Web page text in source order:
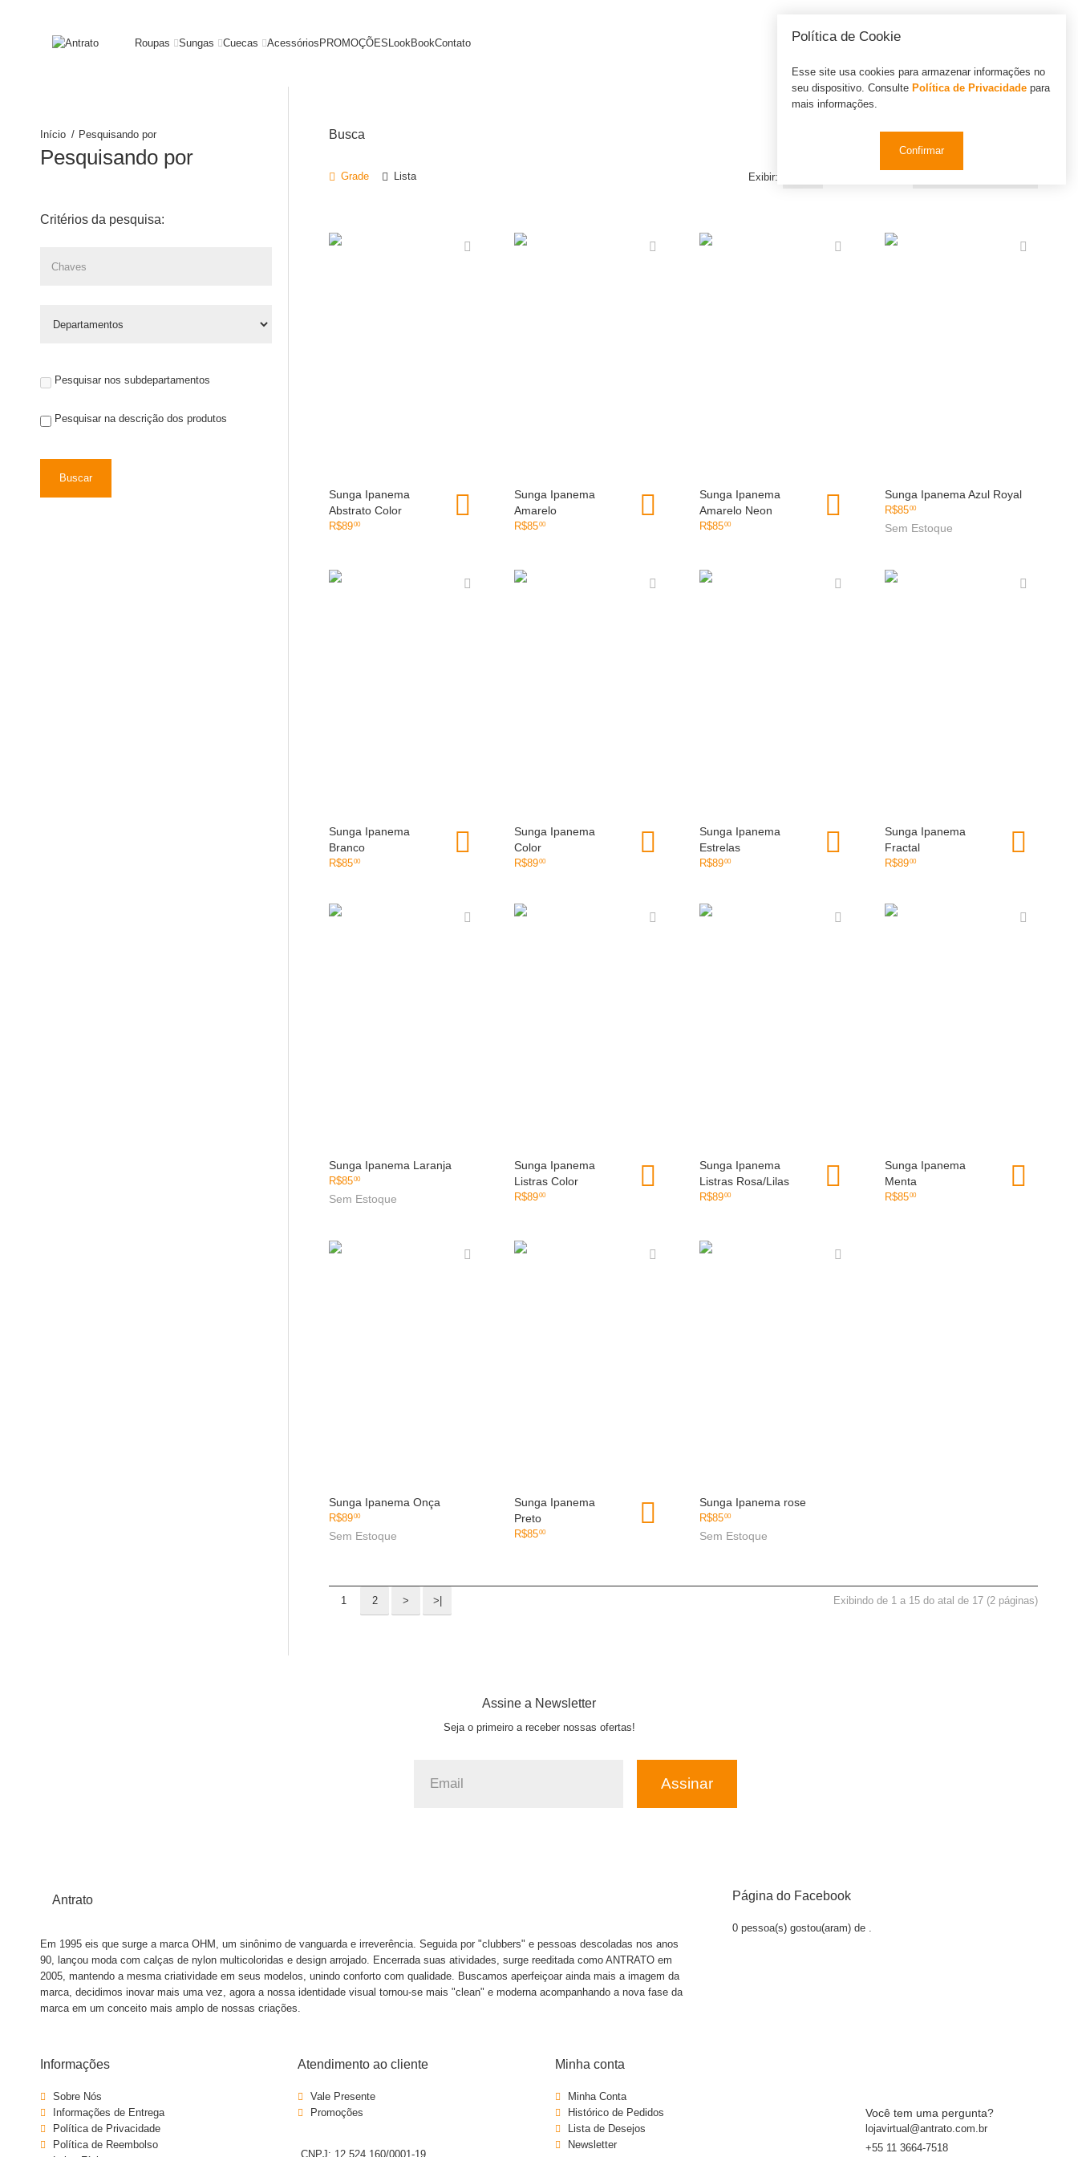
Política de Cookie
Esse site usa cookies para armazenar informações no
seu dispositivo. Consulte Política de Privacidade para
mais informações.
Confirmar
Roupas Sungas Cuecas Acessórios PROMOÇÕES LookBookContato
Busca
Grade Lista Exibir:
OLHADA RÁPIDA
Sunga Ipanema
Abstrato Color
R$8900
OLHADA RÁPIDA
Sunga Ipanema
Amarelo
R$8500
OLHADA RÁPIDA
Sunga Ipanema
Amarelo Neon
R$8500
OLHADA RÁPIDA
Sunga Ipanema Azul Royal
R$8500
Sem Estoque
OLHADA RÁPIDA
Sunga Ipanema
Branco
R$8500
OLHADA RÁPIDA
Sunga Ipanema
Color
R$8900
OLHADA RÁPIDA
Sunga Ipanema
Estrelas
R$8900
OLHADA RÁPIDA
Sunga Ipanema
Fractal
R$8900
OLHADA RÁPIDA
Sunga Ipanema Laranja
R$8500
Sem Estoque
OLHADA RÁPIDA
Sunga Ipanema
Listras Color
R$8900
OLHADA RÁPIDA
Sunga Ipanema
Listras Rosa/Lilas
R$8900
OLHADA RÁPIDA
Sunga Ipanema
Menta
R$8500
OLHADA RÁPIDA
Sunga Ipanema Onça
R$8900
Sem Estoque
OLHADA RÁPIDA
Sunga Ipanema
Preto
R$8500
OLHADA RÁPIDA
Sunga Ipanema rose
R$8500
Sem Estoque
1 2 > >| Exibindo de 1 a 15 do atal de 17 (2 páginas)
Pesquisando por
Pesquisando por
Critérios da pesquisa:
Pesquisar nos subdepartamentos
Pesquisar na descrição dos produtos
Assine a Newsletter
Seja o primeiro a receber nossas ofertas!
Assinar
Antrato
Em 1995 eis que surge a marca OHM, um sinônimo de vanguarda e irreverência. Seguida por "clubbers" e pessoas descoladas nos anos
90, lançou moda com calças de nylon multicoloridas e design arrojado. Encerrada suas atividades, surge reeditada como ANTRATO em
2005, mantendo a mesma criatividade em seus modelos, unindo conforto com qualidade. Buscamos aperfeiçoar ainda mais a imagem da
marca, decidimos inovar mais uma vez, agora a nossa identidade visual tornou-se mais "clean" e moderna acompanhando a nova fase da
marca em um conceito mais amplo de nossas criações.
Página do Facebook
0 pessoa(s) gostou(aram) de
Informações
Sobre Nós
Informações de Entrega
Política de Privacidade
Política de Reembolso
Atendimento ao cliente
Vale Presente
Promoções
CNPJ: 12.524.160/0001-19
Minha conta
Minha Conta
Histórico de Pedidos
Lista de Desejos
Newsletter
Você tem uma pergunta?
lojavirtual@antrato.com.br
+55 11 3664-7518